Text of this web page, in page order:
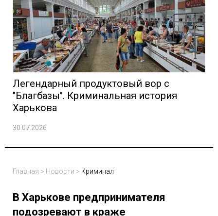
Легендарный продуктовый вор с
"Благбазы". Криминальная история
Харькова
30.07.2026
Главная > Новости > Криминал
В Харькове предпринимателя
подозревают в краже